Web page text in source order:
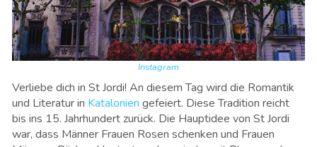
Instagram
Verliebe dich in St Jordi! An diesem Tag wird die Romantik
und Literatur in Katalonien gefeiert. Diese Tradition reicht
bis ins 15. Jahrhundert zurück. Die Hauptidee von St Jordi
war, dass Männer Frauen Rosen schenken und Frauen